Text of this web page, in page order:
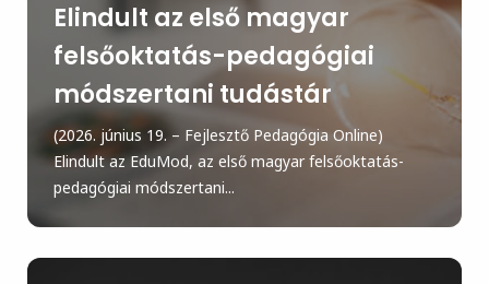
Elindult az első magyar
felsőoktatás-pedagógiai
módszertani tudástár
(2026. június 19. – Fejlesztő Pedagógia Online)
Elindult az EduMod, az első magyar felsőoktatás-
pedagógiai módszertani...